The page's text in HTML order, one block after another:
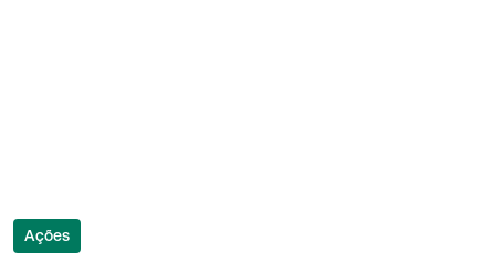
Ações